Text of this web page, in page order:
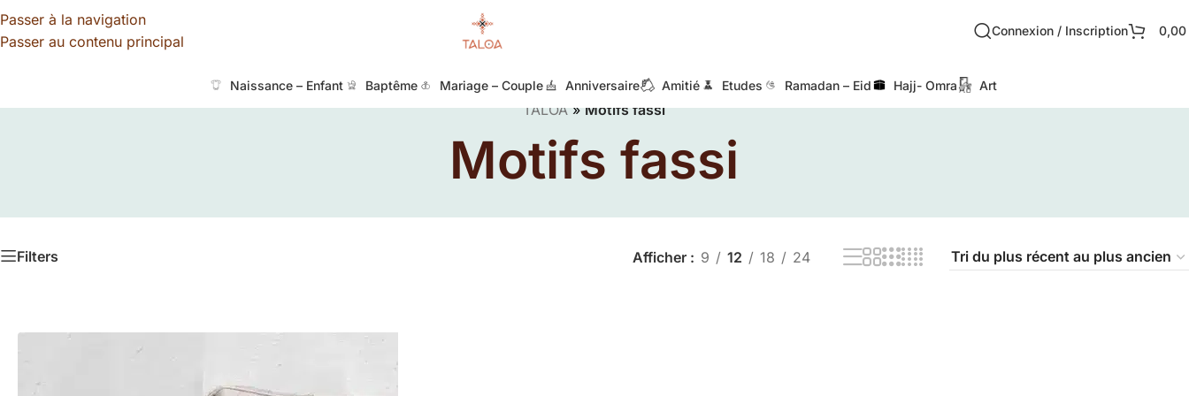
Passer à la navigation
Passer au contenu principal
Connexion / Inscription 0,00
Naissance – Enfant Baptême Mariage – Couple Anniversaire Amitié Etudes Ramadan – Eid Hajj- Omra Art
TALOA»Motifs fassi
Motifs fassi
Filters Afficher 9 12 18 24